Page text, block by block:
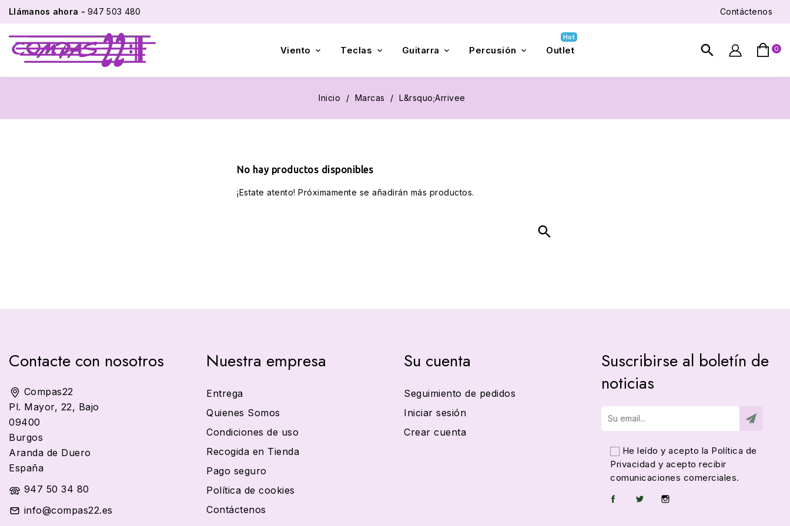
Llámanos ahora - 947 503 480 Contáctenos
Viento  Teclas  Guitarra  Percusión  Outlet
Hot
0
search
Inicio Marcas L&rsquo;Arrivee
No hay productos disponibles
¡Estate atento! Próximamente se añadirán más productos.
search
Contacte con nosotros
Compas22
Pl. Mayor, 22, Bajo
09400
Burgos
Aranda de Duero
España
947 50 34 80
info@compas22.es
Nuestra empresa
Entrega
Quienes Somos
Condiciones de uso
Recogida en Tienda
Pago seguro
Política de cookies
Contáctenos
Su cuenta
Seguimiento de pedidos
Iniciar sesión
Crear cuenta
Suscribirse al boletín de
noticias
He leído y acepto la Política de
Privacidad y acepto recibir
comunicaciones comerciales.
Facebook
Twitter